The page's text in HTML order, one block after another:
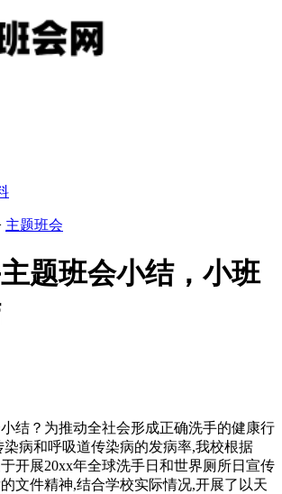
主题班会
题班会小结，小班
结？为推动全社会形成正确洗手的健康行
染病和呼吸道传染病的发病率,我校根据
于开展20xx年全球洗手日和世界厕所日宣传
文件精神,结合学校实际情况,开展了以天